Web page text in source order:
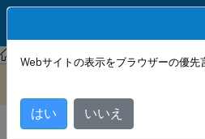
NetScaler Console サービス アプ
Web Insight ダッシ
Webサイトの表示をブラウザーの優先
はい いいえ